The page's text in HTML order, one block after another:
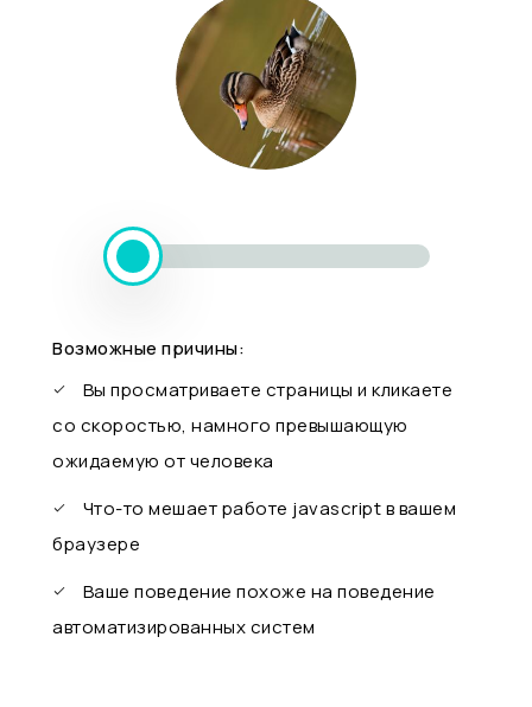
Возможные причины:
Вы просматриваете страницы и кликаете
со скоростью, намного превышающую
ожидаемую от человека
Что-то мешает работе javascript в вашем
браузере
Ваше поведение похоже на поведение
автоматизированных систем